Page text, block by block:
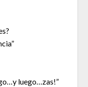
luego…zas!”